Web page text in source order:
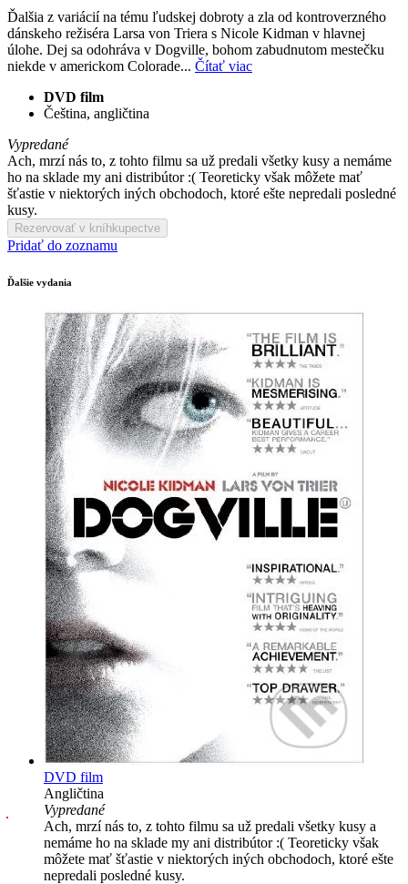
Ďalšia z variácií na tému ľudskej dobroty a zla od kontroverzného
dánskeho režiséra Larsa von Triera s Nicole Kidman v hlavnej
úlohe. Dej sa odohráva v Dogville, bohom zabudnutom mestečku
niekde v americkom Colorade... Čítať viac
DVD film
Čeština, angličtina
Vypredané
Ach, mrzí nás to, z tohto filmu sa už predali všetky kusy a nemáme
ho na sklade my ani distribútor :( Teoreticky však môžete mať
šťastie v niektorých iných obchodoch, ktoré ešte nepredali posledné
kusy.
Rezervovať v kníhkupectve
Pridať do zoznamu
Ďalšie vydania
DVD film
Angličtina
Vypredané
Ach, mrzí nás to, z tohto filmu sa už predali všetky kusy a
nemáme ho na sklade my ani distribútor :( Teoreticky však
môžete mať šťastie v niektorých iných obchodoch, ktoré ešte
nepredali posledné kusy.